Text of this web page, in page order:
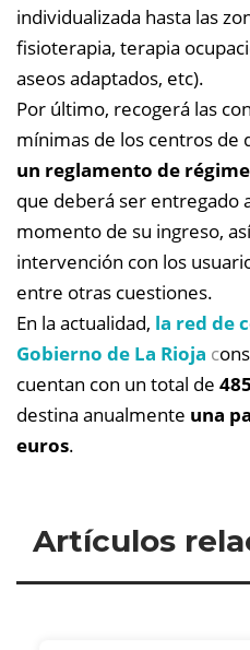
individualizada hasta las
fisioterapia, terapia
aseos adaptados, etc).
Por último, recogerá las
mínimas de los centros de
un reglamento de
que deberá ser entregado
momento de su ingreso,
intervención con los
entre otras cuestiones.
En la actualidad, la red de
Gobierno de La Rioja c
cuentan con un total de
destina anualmente una
euros.
Artículos